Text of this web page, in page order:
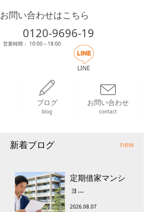
お問い合わせはこちら
0120-9696-19
営業時間： 10:00～18:00
LINE
ブログ
blog
お問い合わせ
contact
新着ブログ new
定期借家マンシ
ョ...
2026.08.07